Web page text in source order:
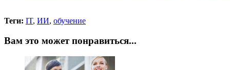
Теги: IT, ИИ, обучение
Вам это может понравиться...